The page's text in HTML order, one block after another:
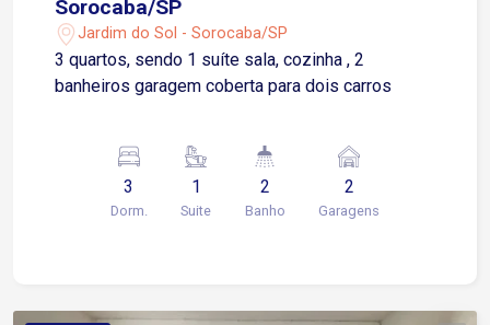
Sorocaba/SP
Jardim do Sol - Sorocaba/SP
3 quartos, sendo 1 suíte sala, cozinha , 2
banheiros garagem coberta para dois carros
3
Dorm.
1
Suite
2
Banho
2
Garagens